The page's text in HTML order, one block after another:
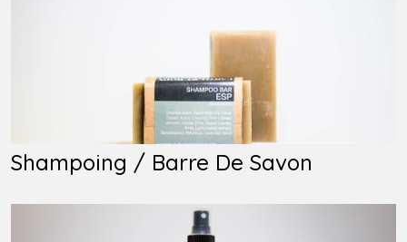
Shampoing / Barre De Savon